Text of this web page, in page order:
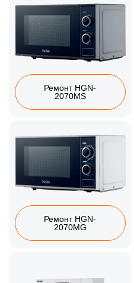
Ремонт HGN-
2070MS
Ремонт HGN-
2070MG